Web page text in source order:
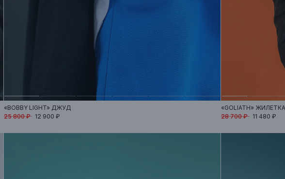
«BOBBY LIGHT» ДЖУД
25 800 ₽ 12 900 ₽
«GOLIATH» ЖИЛЕТКА
28 700 ₽ 11 480 ₽